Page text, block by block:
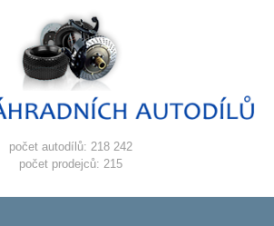
počet autodílů: 218 242
počet prodejců: 215